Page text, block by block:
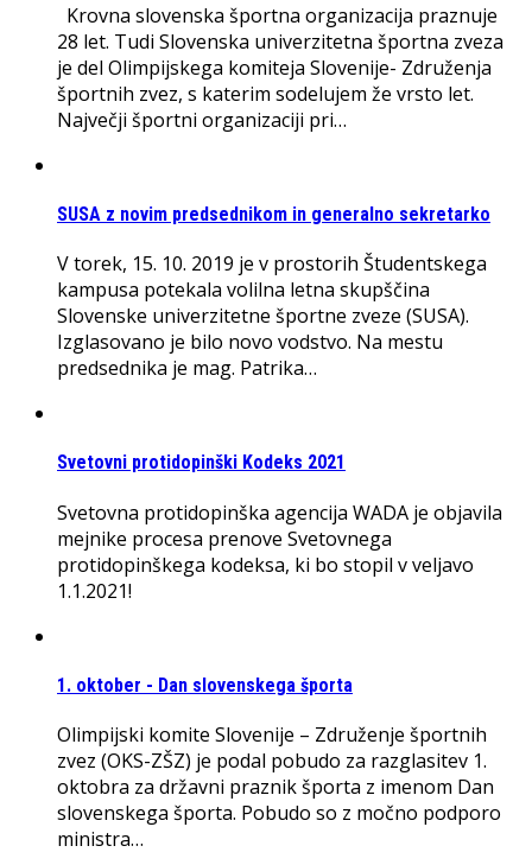
Krovna slovenska športna organizacija praznuje
28 let. Tudi Slovenska univerzitetna športna zveza
je del Olimpijskega komiteja Slovenije- Združenja
športnih zvez, s katerim sodelujem že vrsto let.
Največji športni organizaciji pri…
SUSA z novim predsednikom in generalno sekretarko
V torek, 15. 10. 2019 je v prostorih Študentskega
kampusa potekala volilna letna skupščina
Slovenske univerzitetne športne zveze (SUSA).
Izglasovano je bilo novo vodstvo. Na mestu
predsednika je mag. Patrika…
Svetovni protidopinški Kodeks 2021
Svetovna protidopinška agencija WADA je objavila
mejnike procesa prenove Svetovnega
protidopinškega kodeksa, ki bo stopil v veljavo
1.1.2021!
1. oktober - Dan slovenskega športa
Olimpijski komite Slovenije – Združenje športnih
zvez (OKS-ZŠZ) je podal pobudo za razglasitev 1.
oktobra za državni praznik športa z imenom Dan
slovenskega športa. Pobudo so z močno podporo
ministra…